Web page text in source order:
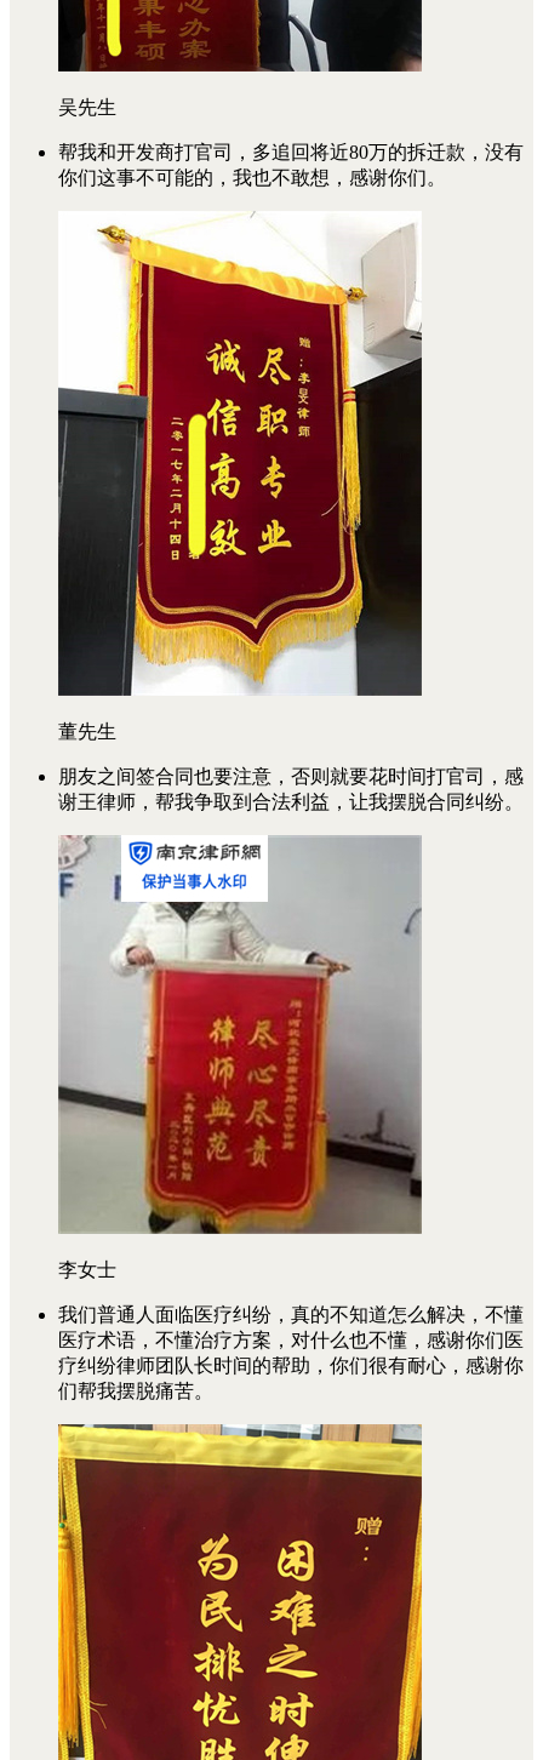
吴先生
帮我和开发商打官司，多追回将近80万的拆迁款，没有
你们这事不可能的，我也不敢想，感谢你们。
董先生
朋友之间签合同也要注意，否则就要花时间打官司，感
谢王律师，帮我争取到合法利益，让我摆脱合同纠纷。
李女士
我们普通人面临医疗纠纷，真的不知道怎么解决，不懂
医疗术语，不懂治疗方案，对什么也不懂，感谢你们医
疗纠纷律师团队长时间的帮助，你们很有耐心，感谢你
们帮我摆脱痛苦。